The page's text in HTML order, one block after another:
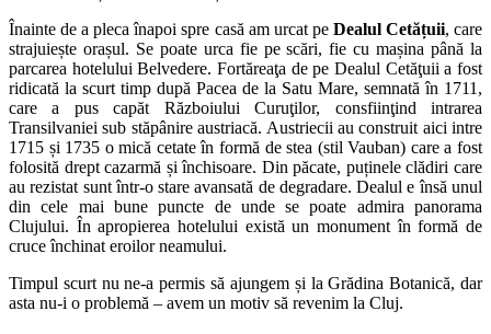
Înainte de a pleca înapoi spre casă am urcat pe Dealul Cetățuii, care
strajuiește orașul. Se poate urca fie pe scări, fie cu mașina până la
parcarea hotelului Belvedere. Fortăreaţa de pe Dealul Cetăţuii a fost
ridicată la scurt timp după Pacea de la Satu Mare, semnată în 1711,
care a pus capăt Războiului Curuţilor, consfiinţind intrarea
Transilvaniei sub stăpânire austriacă. Austriecii au construit aici intre
1715 și 1735 o mică cetate în formă de stea (stil Vauban) care a fost
folosită drept cazarmă și închisoare. Din păcate, puținele clădiri care
au rezistat sunt într-o stare avansată de degradare. Dealul e însă unul
din cele mai bune puncte de unde se poate admira panorama
Clujului. În apropierea hotelului există un monument în formă de
cruce închinat eroilor neamului.
Timpul scurt nu ne-a permis să ajungem și la Grădina Botanică, dar
asta nu-i o problemă – avem un motiv să revenim la Cluj.